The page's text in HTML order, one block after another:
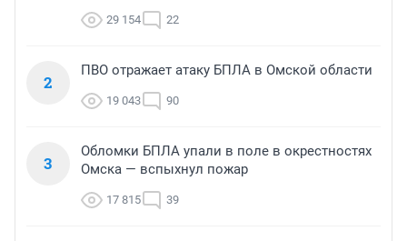
29 154 22
2
ПВО отражает атаку БПЛА в Омской области
19 043 90
3
Обломки БПЛА упали в поле в окрестностях
Омска — вспыхнул пожар
17 815 39